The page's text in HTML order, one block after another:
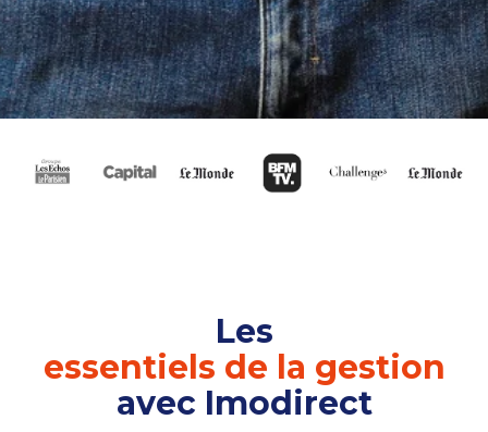
Les
essentiels de la gestion
avec Imodirect